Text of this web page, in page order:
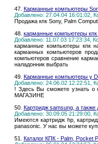
47. Карманные компьютеры
Добавлено: 27.04.04 16:01:02,
Продажа кпк Sony, Palm
48. карманные компьютеры
Добавлено: 11.07.03 17:23:34,
карманные компьютеры кпк
карманных компьютеров
компьютеров сравнение
наладонник выбрать
49. Карманные компьютеры у
Добавлено: 24.06.02 12:22:51,
! Здесь Вы сможете узнать о
МАГАЗИНЕ
50. Картридж samsung, а также
Добавлено: 30.09.05 21:29:00,
Имеются картридж hp,
panasonic. У нас вы можете
51. Каталог КПК - Palm, Pocket